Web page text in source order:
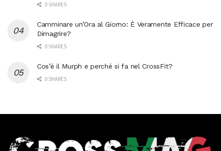
0 SHARES
Camminare un’Ora al Giorno: È Veramente Efficace per
Dimagrire?
0 SHARES
Cos’è il Murph e perché si fa nel CrossFit?
0 SHARES